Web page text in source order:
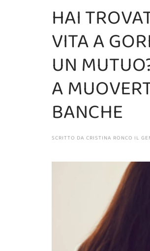
HAI
VITA A
UN
A
BANCHE
SCRITTO DA CRISTINA RONCO IL